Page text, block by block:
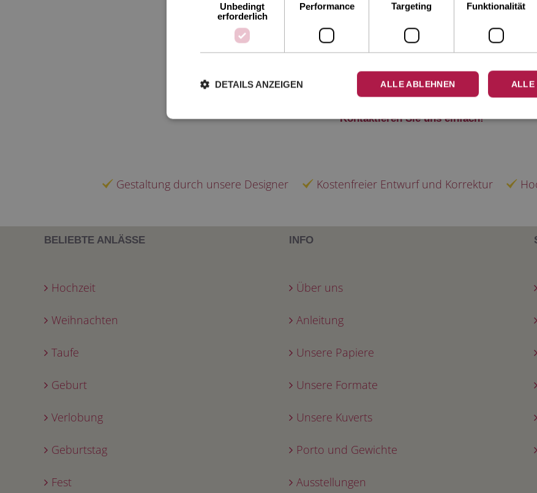
ZURÜCK ZU ALLEN PRODUKTEN UND ANLÄSSEN
Kontaktieren Sie uns einfach!
Gestaltung durch unsere Designer Kostenfreier Entwurf und Korrektur
BELIEBTE ANLÄSSE
Hochzeit
Weihnachten
Taufe
Geburt
Verlobung
Geburtstag
Fest
INFO
Über uns
Anleitung
Unsere Papiere
Unsere Formate
Unsere Kuverts
Porto und Gewichte
Ausstellungen
Unbedingt
erforderlich
Performance Targeting Funktionalität
ALLE
ALLE ABLEHNEN
DETAILS ANZEIGEN